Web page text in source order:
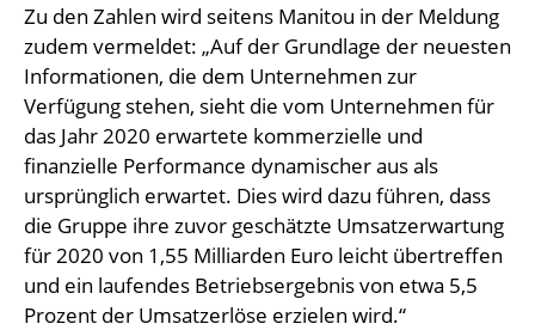
Zu den Zahlen wird seitens Manitou in der Meldung
zudem vermeldet: „Auf der Grundlage der neuesten
Informationen, die dem Unternehmen zur
Verfügung stehen, sieht die vom Unternehmen für
das Jahr 2020 erwartete kommerzielle und
finanzielle Performance dynamischer aus als
ursprünglich erwartet. Dies wird dazu führen, dass
die Gruppe ihre zuvor geschätzte Umsatzerwartung
für 2020 von 1,55 Milliarden Euro leicht übertreffen
und ein laufendes Betriebsergebnis von etwa 5,5
Prozent der Umsatzerlöse erzielen wird.“